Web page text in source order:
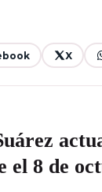
X
el 8 de